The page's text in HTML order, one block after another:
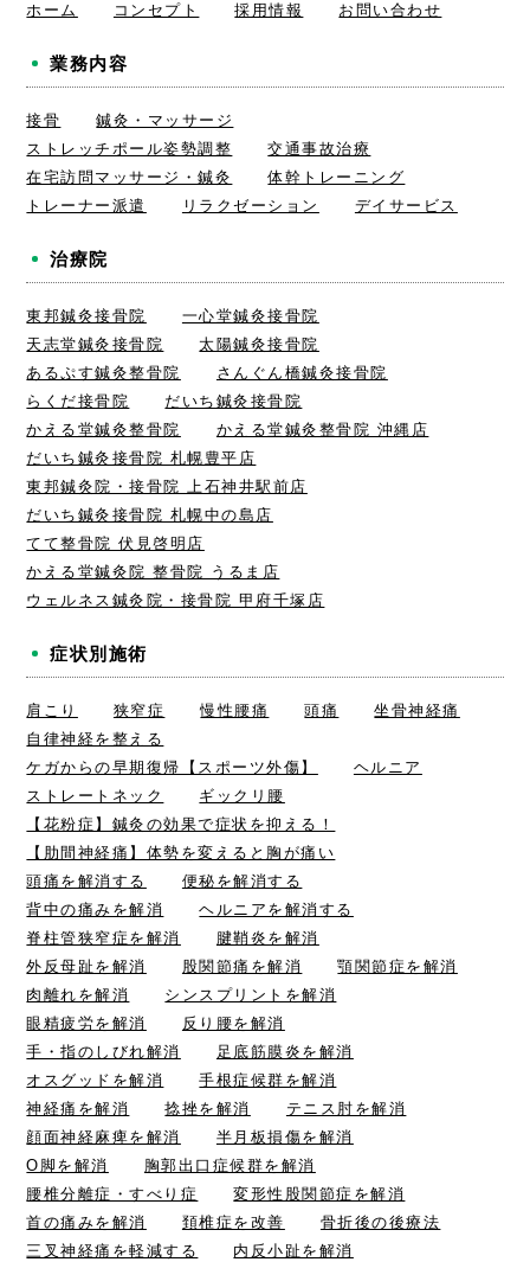
ホーム コンセプト 採用情報 お問い合わせ
業務内容
接骨
鍼灸・マッサージ
ストレッチポール姿勢調整
交通事故治療
在宅訪問マッサージ・鍼灸
体幹トレーニング
トレーナー派遣
リラクゼーション デイサービス
治療院
東邦鍼灸接骨院
一心堂鍼灸接骨院
天志堂鍼灸接骨院
太陽鍼灸接骨院
あるぷす鍼灸整骨院
さんぐん橋鍼灸接骨院
らくだ接骨院
だいち鍼灸接骨院
かえる堂鍼灸整骨院
かえる堂鍼灸整骨院 沖縄店
だいち鍼灸接骨院 札幌豊平店
東邦鍼灸院・接骨院 上石神井駅前店
だいち鍼灸接骨院 札幌中の島店
てて整骨院 伏見啓明店
かえる堂鍼灸院 整骨院 うるま店
ウェルネス鍼灸院・接骨院 甲府千塚店
症状別施術
肩こり 狭窄症 慢性腰痛 頭痛
坐骨神経痛
自律神経を整える
ケガからの早期復帰【スポーツ外傷】
ヘルニア
ストレートネック
ギックリ腰
【花粉症】鍼灸の効果で症状を抑える！
【肋間神経痛】体勢を変えると胸が痛い
頭痛を解消する
便秘を解消する
背中の痛みを解消
ヘルニアを解消する
脊柱管狭窄症を解消
腱鞘炎を解消
外反母趾を解消
股関節痛を解消
顎関節症を解消
肉離れを解消
シンスプリントを解消
眼精疲労を解消
反り腰を解消
手・指のしびれ解消
足底筋膜炎を解消
オスグッドを解消
手根症候群を解消
神経痛を解消
捻挫を解消
テニス肘を解消
顔面神経麻痺を解消
半月板損傷を解消
O脚を解消
胸郭出口症候群を解消
腰椎分離症・すべり症
変形性股関節症を解消
首の痛みを解消
頚椎症を改善
骨折後の後療法
三叉神経痛を軽減する
内反小趾を解消